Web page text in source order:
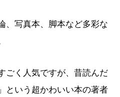
、写真本、脚本など多彩な
ごく人気ですが、昔読んだ
という超かわいい本の著者